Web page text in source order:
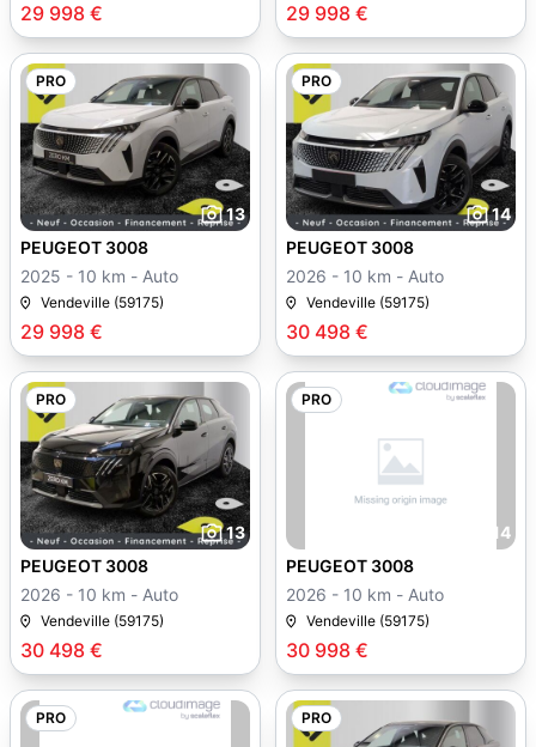
29 998 € 29 998 €
PRO
13
29 998 €
PEUGEOT 3008
2025 - 10 km - Auto
Vendeville (59175)
PRO
14
30 498 €
PEUGEOT 3008
2026 - 10 km - Auto
Vendeville (59175)
PRO
13
30 498 €
PEUGEOT 3008
2026 - 10 km - Auto
Vendeville (59175)
PRO
14
30 998 €
PEUGEOT 3008
2026 - 10 km - Auto
Vendeville (59175)
PRO PRO